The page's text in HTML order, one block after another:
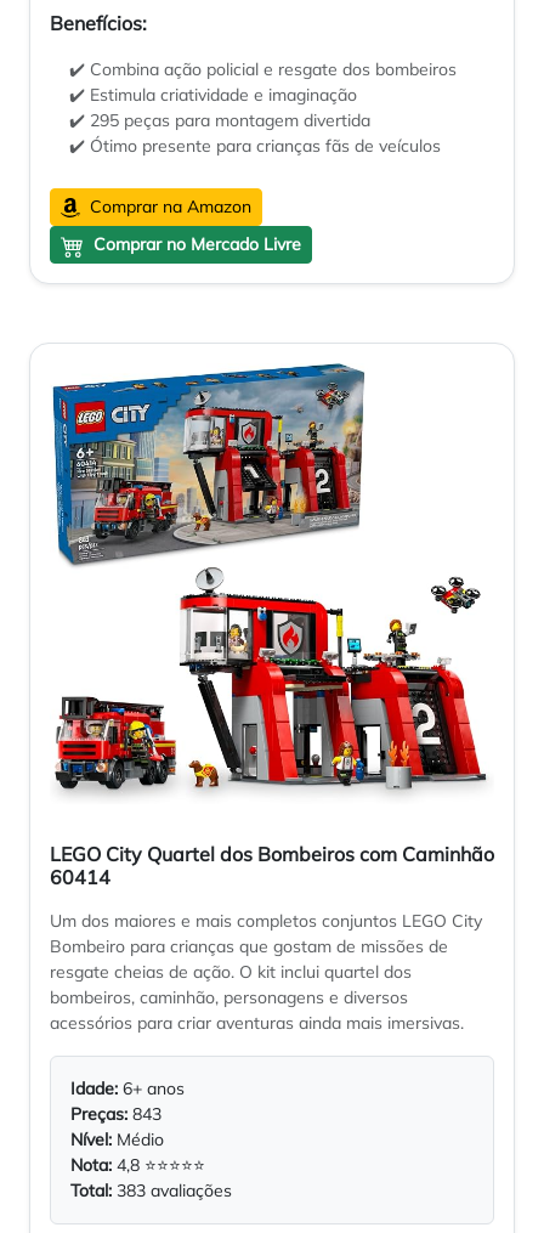
Benefícios:
✔️ Combina ação policial e resgate dos bombeiros
✔️ Estimula criatividade e imaginação
✔️ 295 peças para montagem divertida
✔️ Ótimo presente para crianças fãs de veículos
Comprar na Amazon
Comprar no Mercado Livre
LEGO City Quartel dos Bombeiros com Caminhão
60414
Um dos maiores e mais completos conjuntos LEGO City
Bombeiro para crianças que gostam de missões de
resgate cheias de ação. O kit inclui quartel dos
bombeiros, caminhão, personagens e diversos
acessórios para criar aventuras ainda mais imersivas.
Idade: 6+ anos
Preças: 843
Nível: Médio
Nota: 4,8 ⭐⭐⭐⭐⭐
Total: 383 avaliações